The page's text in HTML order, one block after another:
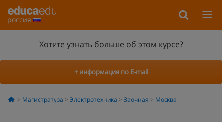
россия
Хотите узнать больше об этом курсе?
+ информация по E-mail
Магистратура Электротехника Заочная Москва